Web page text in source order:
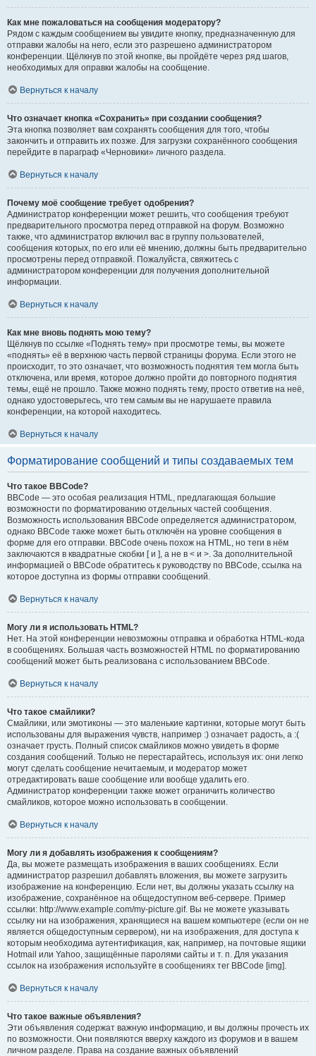
Как мне пожаловаться на сообщения модератору?
Рядом с каждым сообщением вы увидите кнопку, предназначенную для
отправки жалобы на него, если это разрешено администратором
конференции. Щёлкнув по этой кнопке, вы пройдёте через ряд шагов,
необходимых для оправки жалобы на сообщение.
Вернуться к началу
Что означает кнопка «Сохранить» при создании сообщения?
Эта кнопка позволяет вам сохранять сообщения для того, чтобы
закончить и отправить их позже. Для загрузки сохранённого сообщения
перейдите в параграф «Черновики» личного раздела.
Вернуться к началу
Почему моё сообщение требует одобрения?
Администратор конференции может решить, что сообщения требуют
предварительного просмотра перед отправкой на форум. Возможно
также, что администратор включил вас в группу пользователей,
сообщения которых, по его или её мнению, должны быть предварительно
просмотрены перед отправкой. Пожалуйста, свяжитесь с
администратором конференции для получения дополнительной
информации.
Вернуться к началу
Как мне вновь поднять мою тему?
Щёлкнув по ссылке «Поднять тему» при просмотре темы, вы можете
«поднять» её в верхнюю часть первой страницы форума. Если этого не
происходит, то это означает, что возможность поднятия тем могла быть
отключена, или время, которое должно пройти до повторного поднятия
темы, ещё не прошло. Также можно поднять тему, просто ответив на неё,
однако удостоверьтесь, что тем самым вы не нарушаете правила
конференции, на которой находитесь.
Вернуться к началу
Форматирование сообщений и типы создаваемых тем
Что такое BBCode?
BBCode — это особая реализация HTML, предлагающая большие
возможности по форматированию отдельных частей сообщения.
Возможность использования BBCode определяется администратором,
однако BBCode также может быть отключён на уровне сообщения в
форме для его отправки. BBCode очень похож на HTML, но теги в нём
заключаются в квадратные скобки [ и ], а не в < и >. За дополнительной
информацией о BBCode обратитесь к руководству по BBCode, ссылка на
которое доступна из формы отправки сообщений.
Вернуться к началу
Могу ли я использовать HTML?
Нет. На этой конференции невозможны отправка и обработка HTML-кода
в сообщениях. Большая часть возможностей HTML по форматированию
сообщений может быть реализована с использованием BBCode.
Вернуться к началу
Что такое смайлики?
Смайлики, или эмотиконы — это маленькие картинки, которые могут быть
использованы для выражения чувств, например :) означает радость, а :(
означает грусть. Полный список смайликов можно увидеть в форме
создания сообщений. Только не перестарайтесь, используя их: они легко
могут сделать сообщение нечитаемым, и модератор может
отредактировать ваше сообщение или вообще удалить его.
Администратор конференции также может ограничить количество
смайликов, которое можно использовать в сообщении.
Вернуться к началу
Могу ли я добавлять изображения к сообщениям?
Да, вы можете размещать изображения в ваших сообщениях. Если
администратор разрешил добавлять вложения, вы можете загрузить
изображение на конференцию. Если нет, вы должны указать ссылку на
изображение, сохранённое на общедоступном веб-сервере. Пример
ссылки: http://www.example.com/my-picture.gif. Вы не можете указывать
ссылку ни на изображения, хранящиеся на вашем компьютере (если он не
является общедоступным сервером), ни на изображения, для доступа к
которым необходима аутентификация, как, например, на почтовые ящики
Hotmail или Yahoo, защищённые паролями сайты и т. п. Для указания
ссылок на изображения используйте в сообщениях тег BBCode [img].
Вернуться к началу
Что такое важные объявления?
Эти объявления содержат важную информацию, и вы должны прочесть их
по возможности. Они появляются вверху каждого из форумов и в вашем
личном разделе. Права на создание важных объявлений